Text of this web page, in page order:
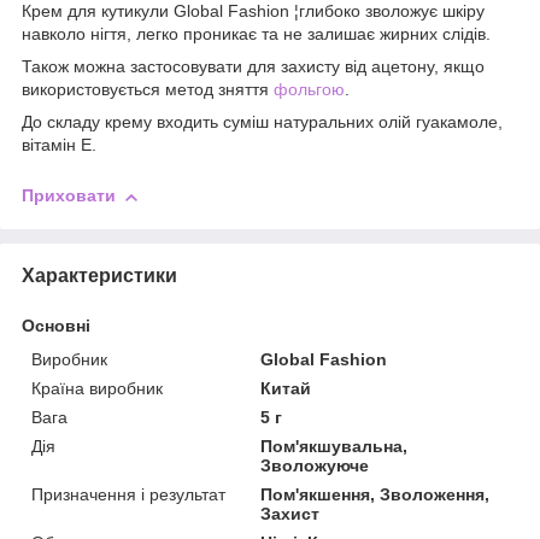
Крем для кутикули Global Fashion ¦глибоко зволожує шкіру
навколо нігтя, легко проникає та не залишає жирних слідів.
Також можна застосовувати для захисту від ацетону, якщо
використовується метод зняття фольгою.
До складу крему входить суміш натуральних олій гуакамоле,
вітамін Е.
Приховати
Характеристики
Основні
Виробник
Global Fashion
Країна виробник
Китай
Вага
5 г
Дія
Пом'якшувальна,
Зволожуюче
Призначення і результат
Пом'якшення, Зволоження,
Захист